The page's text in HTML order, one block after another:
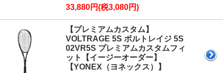
33,880円(税3,080円)
【プレミアムカスタム】
VOLTRAGE 5S ボルトレイジ 5S
02VR5S プレミアムカスタムフィ
ット【イージーオーダー】
【YONEX（ヨネックス）】